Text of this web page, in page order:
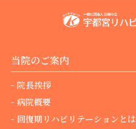
当院のご案内
院長挨拶
病院概要
回復期リハビリテーションとは